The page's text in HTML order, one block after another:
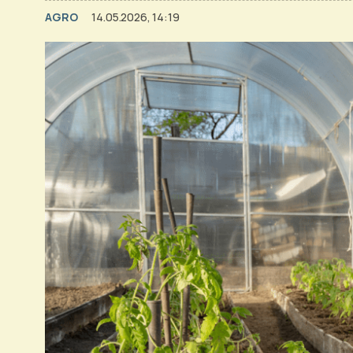
AGRO 14.05.2026, 14:19